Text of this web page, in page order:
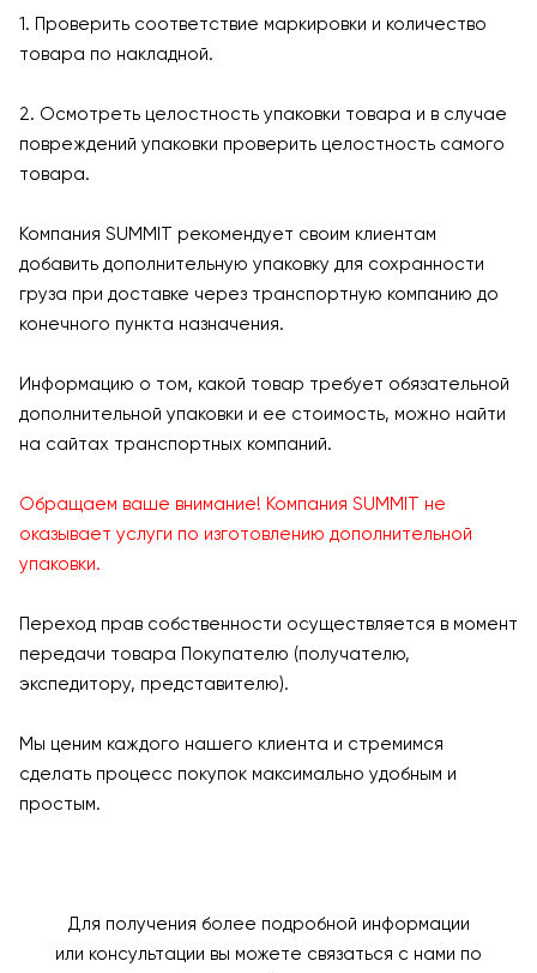
1. Проверить соответствие маркировки и количество
товара по накладной.
2. Осмотреть целостность упаковки товара и в случае
повреждений упаковки проверить целостность самого
товара.
Компания SUMMIT рекомендует своим клиентам
добавить дополнительную упаковку для сохранности
груза при доставке через транспортную компанию до
конечного пункта назначения.
Информацию о том, какой товар требует обязательной
дополнительной упаковки и ее стоимость, можно найти
на сайтах транспортных компаний.
Обращаем ваше внимание! Компания SUMMIT не
оказывает услуги по изготовлению дополнительной
упаковки.
Переход прав собственности осуществляется в момент
передачи товара Покупателю (получателю,
экспедитору, представителю).
Мы ценим каждого нашего клиента и стремимся
сделать процесс покупок максимально удобным и
простым.
Для получения более подробной информации
или консультации вы можете связаться с нами по